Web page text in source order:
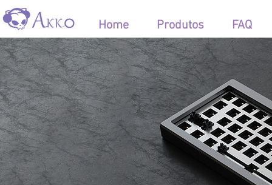
Home Produtos FAQ